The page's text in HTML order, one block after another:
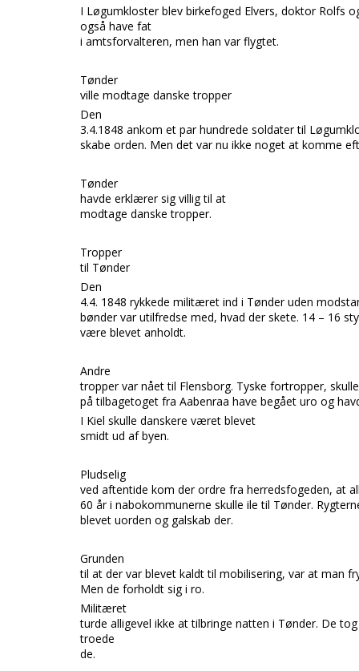
I Løgumklosterblev birkefoged Elvers, doktor Rolfs
også have fat
i amtsforvalteren, men han var flygtet.
Tønder
ville modtage danske tropper
Den
3.4.1848 ankom et par hundrede soldater til
skabe orden. Men det var nu ikke noget at komme
Tønder
havde erklærer sig villig til at
modtage danske tropper.
Tropper
til Tønder
Den
4.4. 1848 rykkede militæret ind i Tønderuden
bønder var utilfredse med, hvad der skete. 14 – 16
være blevet anholdt.
Andre
tropper var nået til Flensborg. Tyske fortropper, skulle
på tilbagetoget fra Aabenraa have begået uro og
I Kiel skulle danskere været blevet
smidt ud af byen.
Pludselig
ved aftentide kom der ordre fra herredsfogeden, at
60 år i nabokommunerne skulle ile til Tønder.
blevet uorden og galskab der.
Grunden
til at der var blevet kaldt til mobilisering, var at man
Men de forholdt sig i ro.
Militæret
turde alligevel ikke at tilbringe natten i Tønder. De
troede
de.